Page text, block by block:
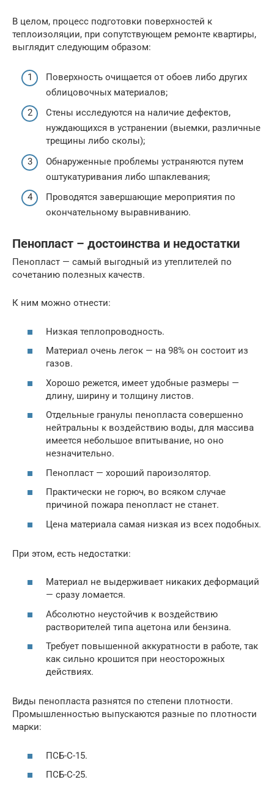
В целом, процесс подготовки поверхностей к
теплоизоляции, при сопутствующем ремонте квартиры,
выглядит следующим образом:
Поверхность очищается от обоев либо других
облицовочных материалов;
Стены исследуются на наличие дефектов,
нуждающихся в устранении (выемки, различные
трещины либо сколы);
Обнаруженные проблемы устраняются путем
оштукатуривания либо шпаклевания;
Проводятся завершающие мероприятия по
окончательному выравниванию.
Пенопласт – достоинства и недостатки
Пенопласт — самый выгодный из утеплителей по
сочетанию полезных качеств.
К ним можно отнести:
Низкая теплопроводность.
Материал очень легок — на 98% он состоит из
газов.
Хорошо режется, имеет удобные размеры —
длину, ширину и толщину листов.
Отдельные гранулы пенопласта совершенно
нейтральны к воздействию воды, для массива
имеется небольшое впитывание, но оно
незначительно.
Пенопласт — хороший пароизолятор.
Практически не горюч, во всяком случае
причиной пожара пенопласт не станет.
Цена материала самая низкая из всех подобных.
При этом, есть недостатки:
Материал не выдерживает никаких деформаций
— сразу ломается.
Абсолютно неустойчив к воздействию
растворителей типа ацетона или бензина.
Требует повышенной аккуратности в работе, так
как сильно крошится при неосторожных
действиях.
Виды пенопласта разнятся по степени плотности.
Промышленностью выпускаются разные по плотности
марки:
ПСБ-С-15.
ПСБ-С-25.